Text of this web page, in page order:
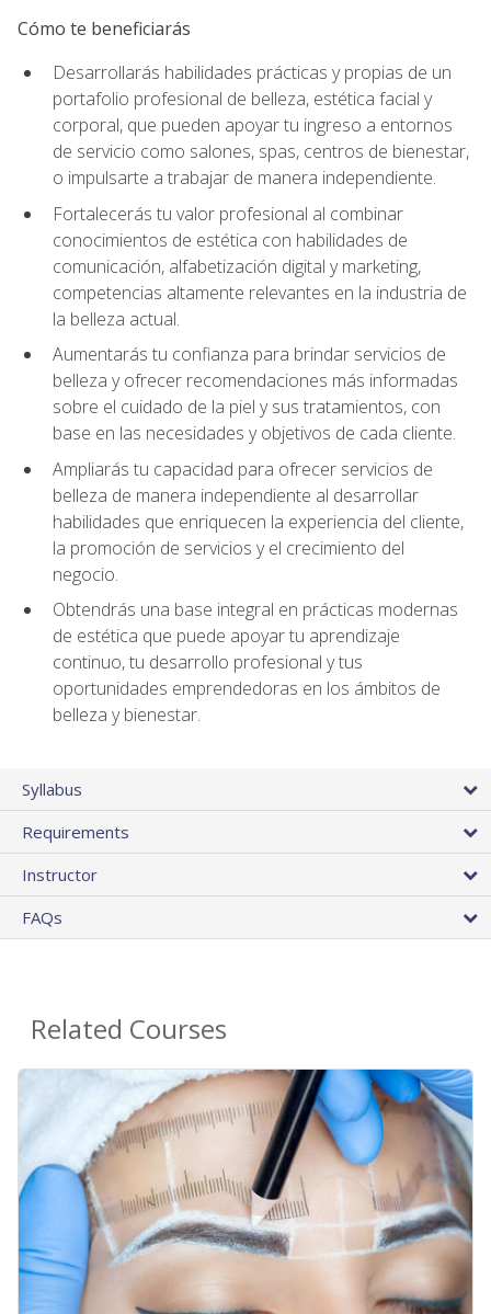
Cómo te beneficiarás
Desarrollarás habilidades prácticas y propias de un
portafolio profesional de belleza, estética facial y
corporal, que pueden apoyar tu ingreso a entornos
de servicio como salones, spas, centros de bienestar,
o impulsarte a trabajar de manera independiente.
Fortalecerás tu valor profesional al combinar
conocimientos de estética con habilidades de
comunicación, alfabetización digital y marketing,
competencias altamente relevantes en la industria de
la belleza actual.
Aumentarás tu confianza para brindar servicios de
belleza y ofrecer recomendaciones más informadas
sobre el cuidado de la piel y sus tratamientos, con
base en las necesidades y objetivos de cada cliente.
Ampliarás tu capacidad para ofrecer servicios de
belleza de manera independiente al desarrollar
habilidades que enriquecen la experiencia del cliente,
la promoción de servicios y el crecimiento del
negocio.
Obtendrás una base integral en prácticas modernas
de estética que puede apoyar tu aprendizaje
continuo, tu desarrollo profesional y tus
oportunidades emprendedoras en los ámbitos de
belleza y bienestar.
Syllabus
Requirements
Instructor
FAQs
Related Courses